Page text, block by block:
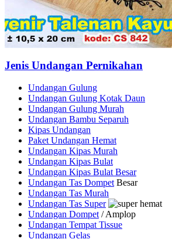
Jenis Undangan Pernikahan
Undangan Gulung
Undangan Gulung Kotak Daun
Undangan Gulung Murah
Undangan Bambu Separuh
Kipas Undangan
Paket Undangan Hemat
Undangan Kipas Murah
Undangan Kipas Bulat
Undangan Kipas Bulat Besar
Undangan Tas DompetBesar
Undangan Tas Murah
Undangan Tas Super
Undangan Dompet/ Amplop
Undangan Tempat Tissue
Undangan Gelas